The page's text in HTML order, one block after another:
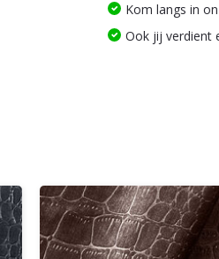
Kom langs in
Ook jij verdient